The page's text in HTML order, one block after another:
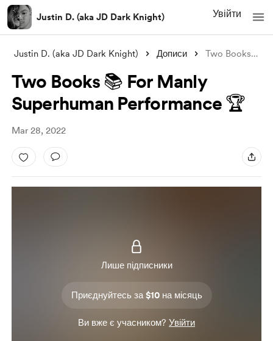
Justin D. (aka JD Dark Knight) Увійти
Justin D. (aka JD Dark Knight) Дописи Two Books 📚 For Manly Superhuman Perfor
Two Books 📚 For Manly
Superhuman Performance 🏆
Mar 28, 2022
Лише підписники
Приєднуйтесь за $10 на місяць
Ви вже є учасником? Увійти